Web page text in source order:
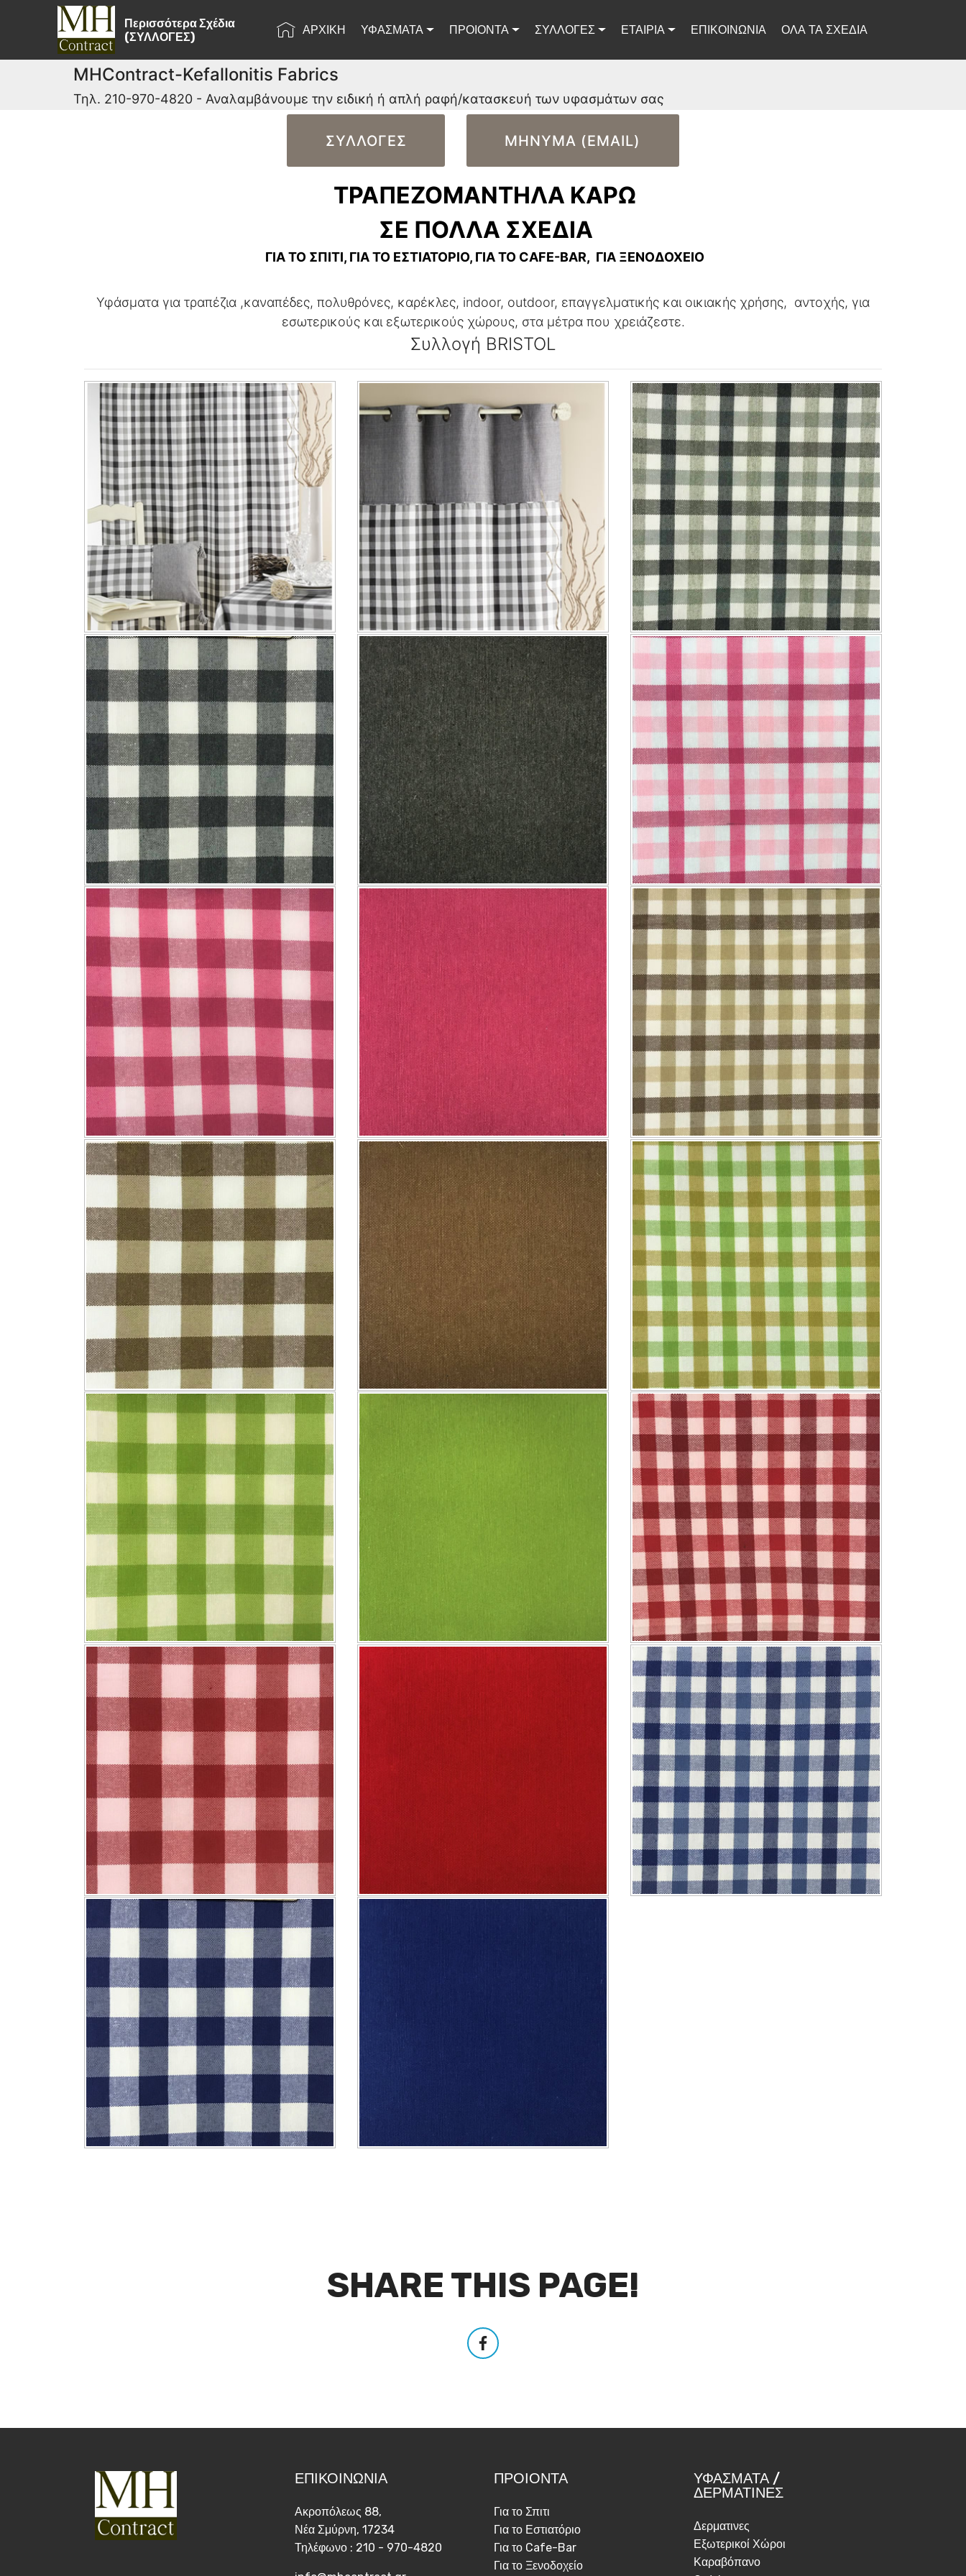
Περισσότερα Σχέδια
(ΣΥΛΛΟΓΕΣ)
ΑΡΧΙΚΗ ΥΦΑΣΜΑΤΑ ΠΡΟΙΟΝΤΑ ΣΥΛΛΟΓΕΣ ΕΤΑΙΡΙΑ ΕΠΙΚΟΙΝΩΝΙΑ ΟΛΑ ΤΑ ΣΧΕΔΙΑ
MHContract-Kefallonitis Fabrics
Τηλ. 210-970-4820 - Αναλαμβάνουμε την ειδική ή απλή ραφή/κατασκευή των υφασμάτων σας
ΣΥΛΛΟΓΕΣ ΜΗΝΥΜΑ (EMAIL)
ΤΡΑΠΕΖΟΜΑΝΤΗΛΑ ΚΑΡΩ
ΣΕ ΠΟΛΛΑ ΣΧΕΔΙΑ
ΓΙΑ ΤΟ ΣΠΙΤΙ, ΓΙΑ ΤΟ ΕΣΤΙΑΤΟΡΙΟ, ΓΙΑ ΤΟ CAFE-BAR, ΓΙΑ ΞΕΝΟΔΟΧΕΙΟ
Υφάσματα για τραπέζια ,καναπέδες, πολυθρόνες, καρέκλες, indoor, outdoor, επαγγελματικής και οικιακής χρήσης, αντοχής, για
εσωτερικούς και εξωτερικούς χώρους, στα μέτρα που χρειάζεστε.
Συλλογή BRISTOL
SHARE THIS PAGE!
ΕΠΙΚΟΙΝΩΝΙΑ
Ακροπόλεως 88,
Νέα Σμύρνη, 17234
Τηλέφωνο : 210 - 970-4820
ΠΡΟΙΟΝΤΑ
Για το Σπιτι
Για το Εστιατόριο
Για το Cafe-Bar
Για το Ξενοδοχείο
ΥΦΑΣΜΑΤΑ /
ΔΕΡΜΑΤΙΝΕΣ
Δερματινες
Εξωτερικοί Χώροι
Καραβόπανο